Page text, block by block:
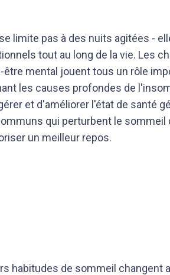
limite pas à des nuits agitées -
tout au long de la vie. Les
mental jouent tous un rôle
les causes profondes de
et d'améliorer l'état de santé
qui perturbent le sommeil
un meilleur repos.
habitudes de sommeil changent